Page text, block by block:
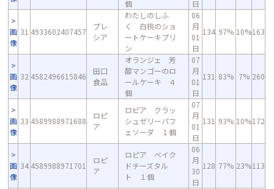
個
日
画
像
31 4933602407457
プレ
シア
わたしのしふ
く 白桃のショ
ートケーキプリ
ン
06
月
01
日
134 97% 10%163
画
像
32 4582496615846
田口
食品
オランジェ 芳
醇マンゴーのロ
ールケーキ ４
個
07
月
01
日
131 83% 7% 260
画
像
33 4589988971688
ロピ
ア
ロピア クラッ
シュゼリーパフ
ェソーダ １個
07
月
01
日
131 93% 10%172
画
像
34 4589988971701
ロピ
ア
ロピア ベイク
ドチーズタル
ト １個
06
月
30
日
128 77% 23%113